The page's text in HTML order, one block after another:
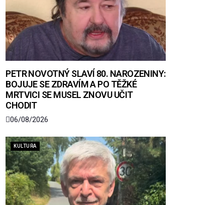
PETR NOVOTNÝ SLAVÍ 80. NAROZENINY:
BOJUJE SE ZDRAVÍM A PO TĚŽKÉ
MRTVICI SE MUSEL ZNOVU UČIT
CHODIT
06/08/2026
KULTURA